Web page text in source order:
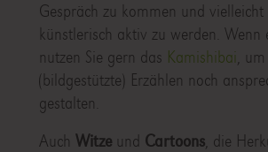
Gespräch zu kommen und
künstlerisch aktiv zu werden. Wenn
nutzen Sie gern das Kamishibai ,
(bildgestützte) Erzählen noch
gestalten.
Auch Witzeund Cartoons, die